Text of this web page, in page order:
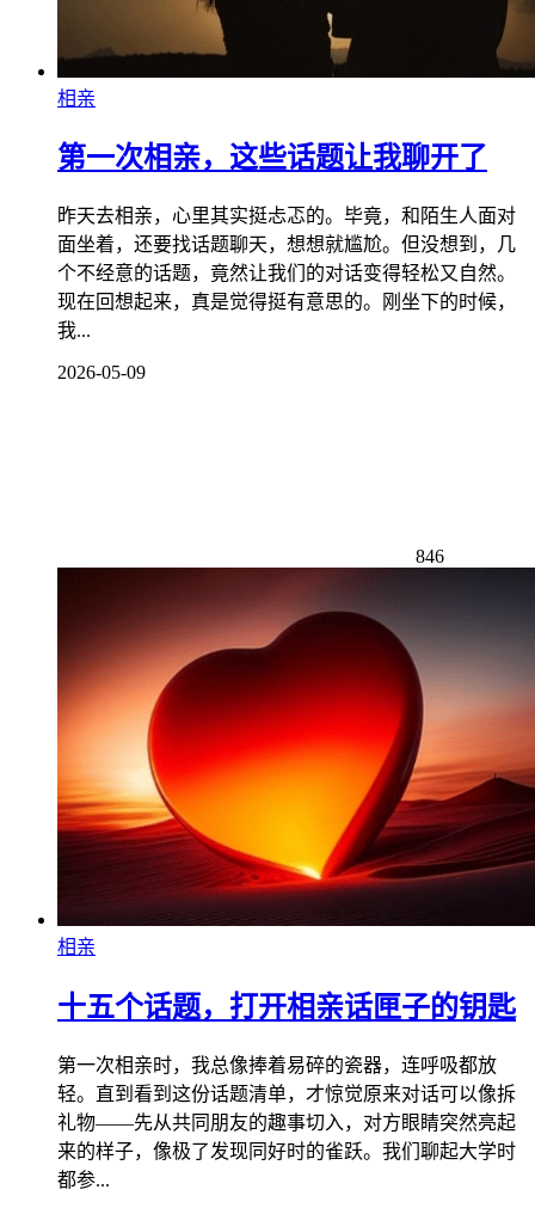
相亲
第一次相亲，这些话题让我聊开了
昨天去相亲，心里其实挺忐忑的。毕竟，和陌生人面对
面坐着，还要找话题聊天，想想就尴尬。但没想到，几
个不经意的话题，竟然让我们的对话变得轻松又自然。
现在回想起来，真是觉得挺有意思的。刚坐下的时候，
我...
2026-05-09
846
相亲
十五个话题，打开相亲话匣子的钥匙
第一次相亲时，我总像捧着易碎的瓷器，连呼吸都放
轻。直到看到这份话题清单，才惊觉原来对话可以像拆
礼物——先从共同朋友的趣事切入，对方眼睛突然亮起
来的样子，像极了发现同好时的雀跃。我们聊起大学时
都参...